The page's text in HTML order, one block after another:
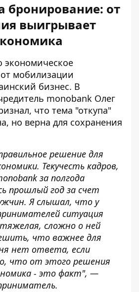
бронирование: от
выигрывает
экономическое
мобилизации
бизнес. В
monobank Олег
что тема "откупа"
но верна для сохранения
решение для
Текучесть кадров,
за полгода
прошлый год за счет
Я слышал, что у
ситуация
сложно о ней
что важнее для
нет ответа, если
что от этого решения
- это факт", —